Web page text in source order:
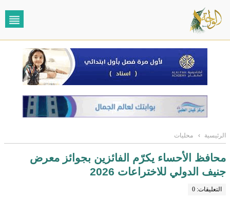
الرئيسية › محليات
محافظ الأحساء يكرّم الفائزين بجوائز معرض
جنيف الدولي للاختراعات 2026
التعليقات: 0